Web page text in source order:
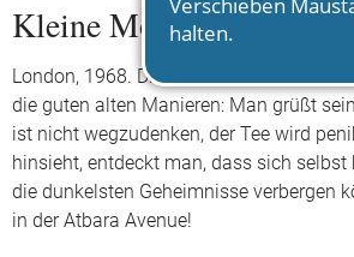
Kleine Morde erhalten
London, 1968. Die Ära der Miniröcke
die guten alten Manieren: Man grüßt
ist nicht wegzudenken, der Tee wird
hinsieht, entdeckt man, dass sich
die dunkelsten Geheimnisse verbergen
in der Atbara Avenue!